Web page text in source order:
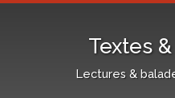
Textes
Lectures &